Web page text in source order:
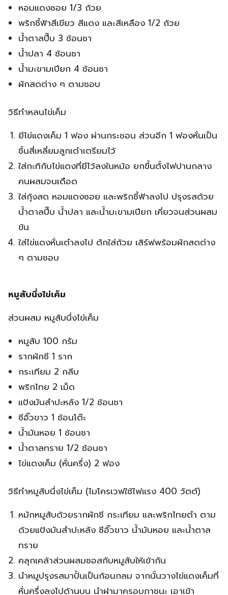
หอมแดงซอย 1/3 ถ้วย
พริกชี้ฟ้าสีเขียว สีแดง และสีเหลือง 1/2 ถ้วย
น้ำตาลปี๊บ 3 ช้อนชา
น้ำปลา 4 ช้อนชา
น้ำมะขามเปียก 4 ช้อนชา
ผักสดต่าง ๆ ตามชอบ
วิธีทำหลนไข่เค็ม
ยีไข่แดงเค็ม 1 ฟอง ผ่านกระชอน ส่วนอีก 1 ฟองหั่นเป็น
ชิ้นสี่เหลี่ยมลูกเต๋าเตรียมไว้
ใส่กะทิกับไข่แดงที่ยีไว้ลงในหม้อ ยกขึ้นตั้งไฟปานกลาง
คนผสมจนเดือด
ใส่กุ้งสด หอมแดงซอย และพริกชี้ฟ้าลงไป ปรุงรสด้วย
น้ำตาลปี๊บ น้ำปลา และน้ำมะขามเปียก เคี่ยวจนส่วนผสม
ข้น
ใส่ไข่แดงหั่นเต๋าลงไป ตักใส่ถ้วย เสิร์ฟพร้อมผักสดต่าง
ๆ ตามชอบ
หมูสับนึ่งไข่เค็ม
ส่วนผสม หมูสับนึ่งไข่เค็ม
หมูสับ 100 กรัม
รากผักชี 1 ราก
กระเทียม 2 กลีบ
พริกไทย 2 เม็ด
แป้งมันสำปะหลัง 1/2 ช้อนชา
ซีอิ๊วขาว 1 ช้อนโต๊ะ
น้ำมันหอย 1 ช้อนชา
น้ำตาลทราย 1/2 ช้อนชา
ไข่แดงเค็ม (หั่นครึ่ง) 2 ฟอง
วิธีทำหมูสับนึ่งไข่เค็ม (ไมโครเวฟใช้ไฟแรง 400 วัตต์)
หมักหมูสับด้วยรากผักชี กระเทียม และพริกไทยตำ ตาม
ด้วยแป้งมันสำปะหลัง ซีอิ๊วขาว น้ำมันหอย และน้ำตาล
ทราย
คลุกเคล้าส่วนผสมซอสกับหมูสับให้เข้ากัน
นำหมูปรุงรสมาปั้นเป็นก้อนกลม จากนั้นวางไข่แดงเค็มที่
หั่นครึ่งลงไปด้านบน นำฝามาครอบภาชนะ เอาเข้า